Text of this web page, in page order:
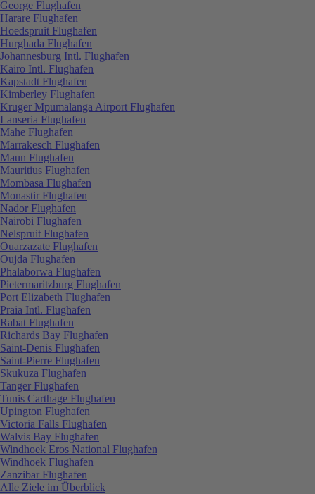
George Flughafen
Harare Flughafen
Hoedspruit Flughafen
Hurghada Flughafen
Johannesburg Intl. Flughafen
Kairo Intl. Flughafen
Kapstadt Flughafen
Kimberley Flughafen
Kruger Mpumalanga Airport Flughafen
Lanseria Flughafen
Mahe Flughafen
Marrakesch Flughafen
Maun Flughafen
Mauritius Flughafen
Mombasa Flughafen
Monastir Flughafen
Nador Flughafen
Nairobi Flughafen
Nelspruit Flughafen
Ouarzazate Flughafen
Oujda Flughafen
Phalaborwa Flughafen
Pietermaritzburg Flughafen
Port Elizabeth Flughafen
Praia Intl. Flughafen
Rabat Flughafen
Richards Bay Flughafen
Saint-Denis Flughafen
Saint-Pierre Flughafen
Skukuza Flughafen
Tanger Flughafen
Tunis Carthage Flughafen
Upington Flughafen
Victoria Falls Flughafen
Walvis Bay Flughafen
Windhoek Eros National Flughafen
Windhoek Flughafen
Zanzibar Flughafen
Alle Ziele im Überblick